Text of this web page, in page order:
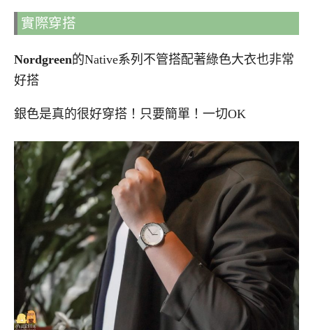
實際穿搭
Nordgreen的Native系列不管搭配著綠色大衣也非常
好搭
銀色是真的很好穿搭！只要簡單！一切OK